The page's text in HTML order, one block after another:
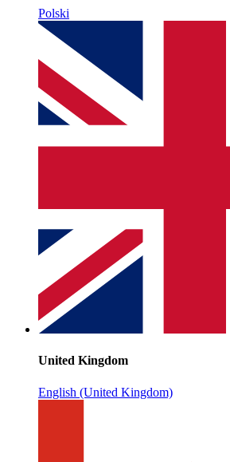
Polski
United Kingdom
English (United Kingdom)